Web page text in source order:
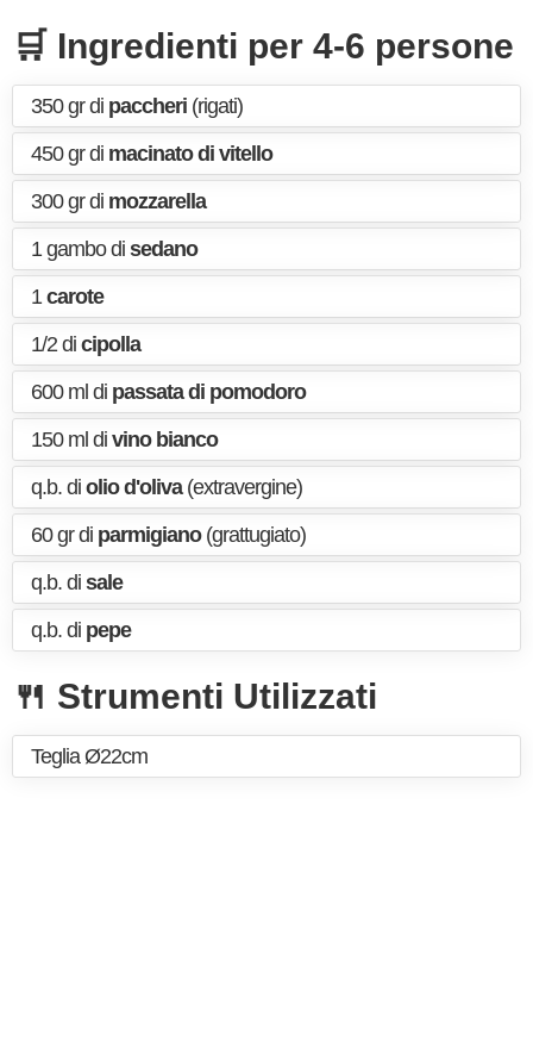
🛒 Ingredienti per 4-6 persone
350 gr di paccheri (rigati)
450 gr di macinato di vitello
300 gr di mozzarella
1 gambo di sedano
1carote
1/2 di cipolla
600 ml di passata di pomodoro
150 ml di vino bianco
q.b. di olio d'oliva(extravergine)
60 gr di parmigiano(grattugiato)
q.b. di sale
q.b. di pepe
🍴 Strumenti Utilizzati
Teglia Ø22cm